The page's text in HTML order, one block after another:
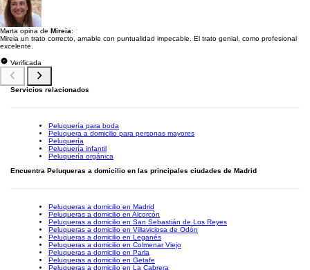
Marta opina de Mireia:
Mireia un trato correcto, amable con puntualidad impecable. El trato genial, como profesional
excelente.
Verificada
Servicios relacionados
Peluquería para boda
Peluquera a domicilio para personas mayores
Peluquería
Peluquería infantil
Peluquería orgánica
Encuentra Peluqueras a domicilio en las principales ciudades de Madrid
Peluqueras a domicilio en Madrid
Peluqueras a domicilio en Alcorcón
Peluqueras a domicilio en San Sebastián de Los Reyes
Peluqueras a domicilio en Villaviciosa de Odón
Peluqueras a domicilio en Leganés
Peluqueras a domicilio en Colmenar Viejo
Peluqueras a domicilio en Parla
Peluqueras a domicilio en Getafe
Peluqueras a domicilio en La Cabrera